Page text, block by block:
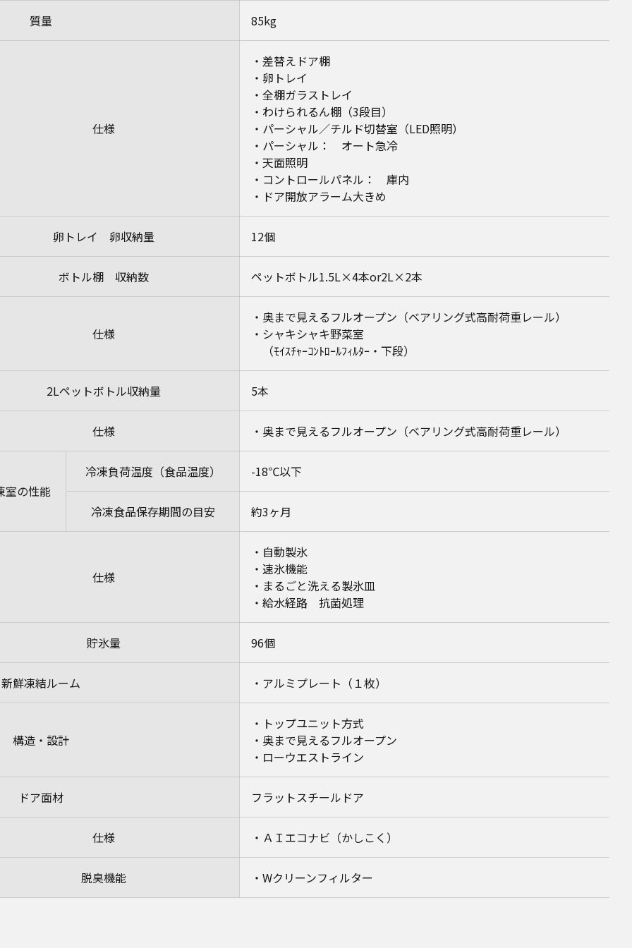
質量 85kg
仕様
・差替えドア棚
・卵トレイ
・全棚ガラストレイ
・わけられるん棚（3段目）
・パーシャル／チルド切替室（LED照明）
・パーシャル： オート急冷
・天面照明
・コントロールパネル： 庫内
・ドア開放アラーム大きめ
卵トレイ 卵収納量 12個
ボトル棚 収納数 ペットボトル1.5L×4本or2L×2本
仕様
・奥まで見えるフルオープン（ベアリング式高耐荷重レール）
・シャキシャキ野菜室
（ﾓｲｽﾁｬｰｺﾝﾄﾛｰﾙﾌｨﾙﾀｰ・下段）
2Lペットボトル収納量 5本
仕様 ・奥まで見えるフルオープン（ベアリング式高耐荷重レール）
室の性能
冷凍負荷温度（食品温度） -18℃以下
冷凍食品保存期間の目安 約3ヶ月
仕様
・自動製氷
・速氷機能
・まるごと洗える製氷皿
・給水経路 抗菌処理
貯氷量 96個
新鮮凍結ルーム ・アルミプレート（１枚）
構造・設計
・トップユニット方式
・奥まで見えるフルオープン
・ローウエストライン
ドア面材 フラットスチールドア
仕様 ・ＡＩエコナビ（かしこく）
脱臭機能 ・Wクリーンフィルター